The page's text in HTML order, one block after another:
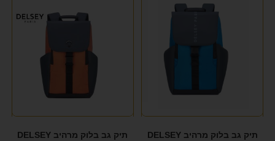
תיק גב בלוק מרהיב DELSEY
תיק גב בלוק מרהיב DELSEY